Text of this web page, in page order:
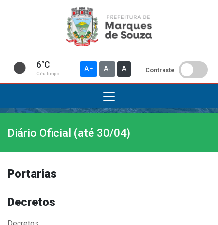
6°C
Céu limpo
A+ A- A Contraste
Institucional
A Prefeitura
Gabinete do Prefeito
História do Município
Diário Oficial (até 30/04)
Portarias
Decretos